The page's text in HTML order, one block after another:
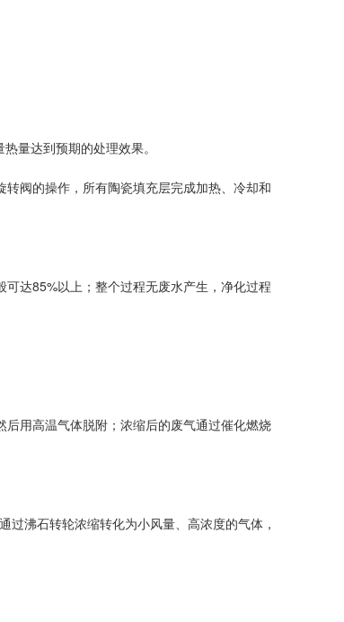
量达到预期的处理效果。
阀的操作，所有陶瓷填充层完成加热、冷却和
达85%以上；整个过程无废水产生，净化过程
用高温气体脱附；浓缩后的废气通过催化燃烧
沸石转轮浓缩转化为小风量、高浓度的气体，